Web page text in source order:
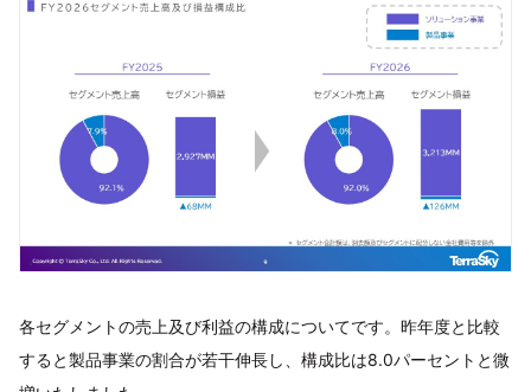
各セグメントの売上及び利益の構成についてです。昨年度と比較
すると製品事業の割合が若干伸長し、構成比は8.0パーセントと微